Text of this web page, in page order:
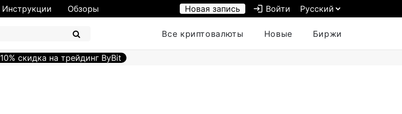
Инструкции Обзоры Новая запись login Войти
Все криптовалюты Новые Биржи
10% скидка на трейдинг ByBit